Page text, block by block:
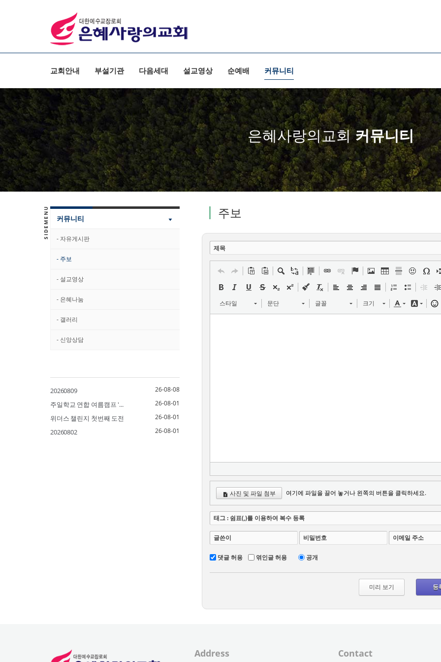
교회안내 부설기관 다음세대 설교영상 순예배 커뮤니티
은혜사랑의교회커뮤니티
커뮤니티
- 자유게시판
- 주보
- 설교영상
- 은혜나눔
- 갤러리
- 신앙상담
20260809 26-08-08
주일학교 연합 여름캠프 '... 26-08-01
위더스 챌린지 첫번째 도전 26-08-01
20260802 26-08-01
주보
제목
스타일 문단 글꼴 크기
사진 및 파일 첨부 여기에 파일을 끌어 놓거나 왼쪽의 버튼을 클릭하세요.
태그 : 쉼표(,)를 이용하여 복수 등록
글쓴이 비밀번호 이메일 주소
댓글 허용 엮인글 허용 공개
Address Contact